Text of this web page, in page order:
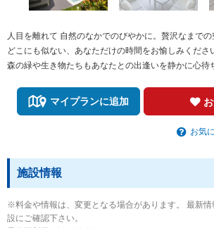
人目を離れて 自然のなかでのびやかに。贅沢なまでの
どこにも似ない、あなただけの時間をお愉しみくださ
森の緑や生き物たちもあなたとの出逢いを静かに心待
マイプランに追加
お気
施設情報
※料金や情報は、変更となる場合があります。 最新
設にご確認下さい。